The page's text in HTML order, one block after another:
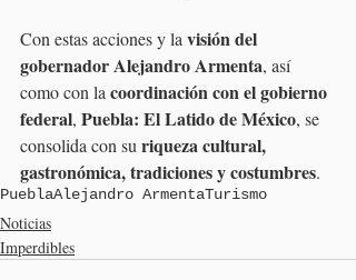
Con estas acciones y la visión del
gobernador Alejandro Armenta, así
como con la coordinación con el gobierno
federal, Puebla: El Latido de México, se
consolida con su riqueza cultural,
gastronómica, tradiciones y costumbres.
PueblaAlejandro ArmentaTurismo
Noticias
Imperdibles